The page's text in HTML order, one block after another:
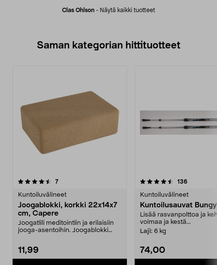
Clas Ohlson - Näytä kaikki tuotteet
Saman kategorian hittituotteet
7arvostelut
Kuntoiluvälineet
Joogablokki, korkki 22x14x7
cm, Capere
Joogatiili meditointiin ja erilaisiin
jooga-asentoihin. Joogablokki
11,99
4.5 viidestä
136arvostelut
Kuntoiluvälineet
Kuntoilusauvat
Lisää rasvanpolttoa ja
voimaa ja kestä...
Laji: 6 kg
74,00
4.5 viidestä